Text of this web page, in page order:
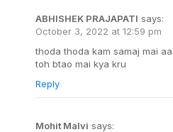
ABHISHEK PRAJAPATI says:
October 3, 2022 at 12:59 pm
thoda thoda kam samaj mai
toh btao mai kya kru
Reply
Mohit Malvi says: